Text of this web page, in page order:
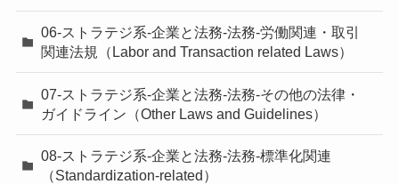
06-ストラテジ系-企業と法務-法務-労働関連・取引
関連法規（Labor and Transaction related Laws）
07-ストラテジ系-企業と法務-法務-その他の法律・
ガイドライン（Other Laws and Guidelines）
08-ストラテジ系-企業と法務-法務-標準化関連
（Standardization-related）